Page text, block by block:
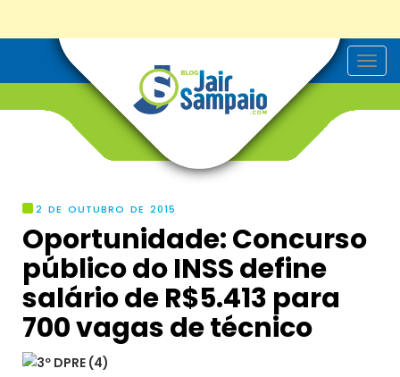
T
o
i
2 DE OUTUBRO DE 2015
Oportunidade: Concurso
público do INSS define
salário de R$5.413 para
700 vagas de técnico